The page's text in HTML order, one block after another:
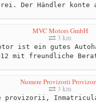
Der Händler
MVC Motors GmbH
3 km
ist ein gutes
mit freundliche
Numere Provizorii
3 km
provizorii,